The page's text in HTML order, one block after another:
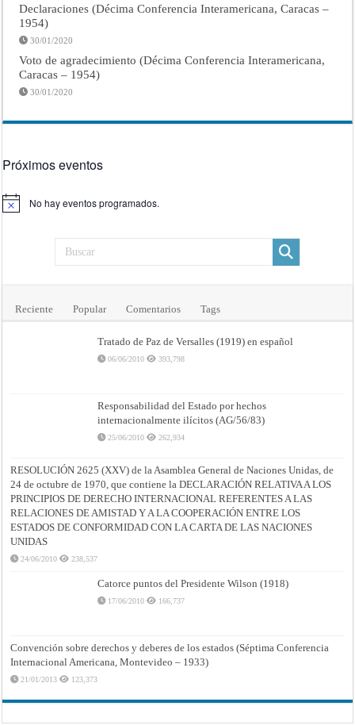
Declaraciones (Décima Conferencia Interamericana, Caracas –
1954)
30/01/2020
Voto de agradecimiento (Décima Conferencia Interamericana,
Caracas – 1954)
30/01/2020
Próximos eventos
Aviso No hay eventos programados.
Reciente Popular Comentarios Tags
Tratado de Paz de Versalles (1919) en español
06/06/2010 393,798
Responsabilidad del Estado por hechos
internacionalmente ilícitos (AG/56/83)
25/06/2010 262,934
RESOLUCIÓN 2625 (XXV) de la Asamblea General de Naciones Unidas, de
24 de octubre de 1970, que contiene la DECLARACIÓN RELATIVA A LOS
PRINCIPIOS DE DERECHO INTERNACIONAL REFERENTES A LAS
RELACIONES DE AMISTAD Y A LA COOPERACIÓN ENTRE LOS
ESTADOS DE CONFORMIDAD CON LA CARTA DE LAS NACIONES
UNIDAS
24/06/2010 238,537
Catorce puntos del Presidente Wilson (1918)
17/06/2010 166,737
Convención sobre derechos y deberes de los estados (Séptima Conferencia
Internacional Americana, Montevideo – 1933)
21/01/2013 123,373